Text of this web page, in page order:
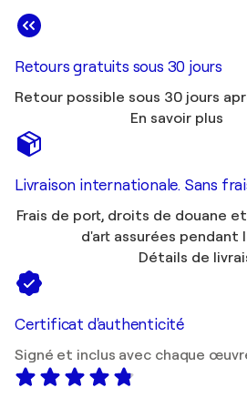
Retours gratuits sous 30 jours
Retour possible sous 30 jours
En savoir plus
Livraison internationale. Sans
Frais de port, droits de douane
d'art assurées pendant
Détails de
Certificat d'authenticité
Signé et inclus avec chaque